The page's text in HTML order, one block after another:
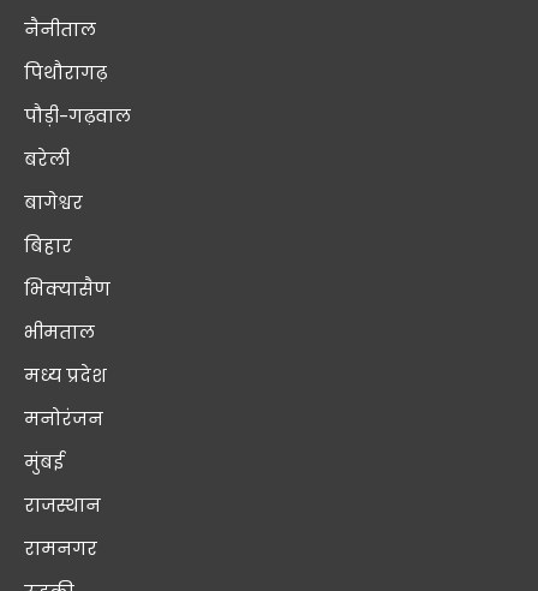
नैनीताल
पिथौरागढ़
पौड़ी-गढ़वाल
बरेली
बागेश्वर
बिहार
भिक्यासैण
भीमताल
मध्य प्रदेश
मनोरंजन
मुंबई
राजस्थान
रामनगर